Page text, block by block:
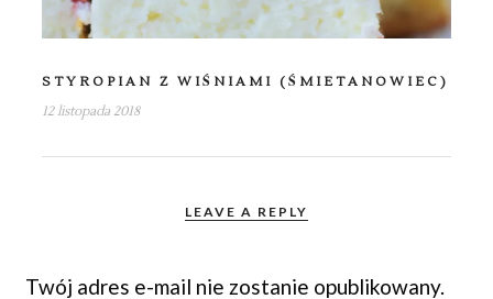
STYROPIAN Z WIŚNIAMI (ŚMIETANOWIEC)
12 listopada 2018
LEAVE A REPLY
Twój adres e-mail nie zostanie opublikowany.